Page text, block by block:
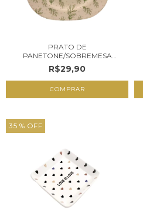
PRATO DE
PANETONE/SOBREMESA
FOLHAS
R$29,90
35 % OFF